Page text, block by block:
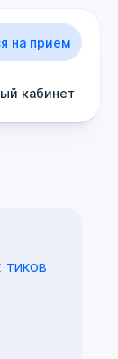
на прием
кабинет
тиков